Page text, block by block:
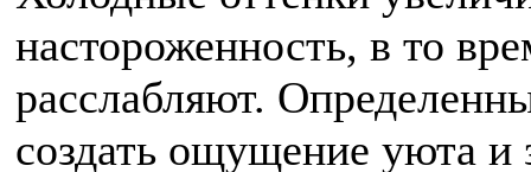
настороженность, в то
расслабляют.
создать ощущение уюта